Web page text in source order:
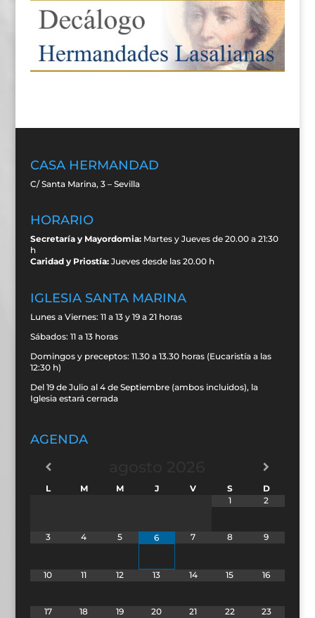
CASA HERMANDAD
C/ Santa Marina, 3 – Sevilla
HORARIO
Secretaría y Mayordomia:Martes y Jueves de 20.00 a 21:30
h
Caridad y Priostía:Jueves desde las 20.00 h
IGLESIA SANTA MARINA
Lunes a Viernes: 11 a 13 y 19 a 21 horas
Sábados: 11 a 13 horas
Domingos y preceptos: 11.30 a 13.30 horas (Eucaristía a las
12:30 h)
Del 19 de Julio al 4 de Septiembre (ambos incluidos), la
Iglesia estará cerrada
AGENDA
L M M J V S
D
1
2
3 4 5 6 7 8 9
10 11 12 13 14 15 16
17 18 19 20 21 22 23